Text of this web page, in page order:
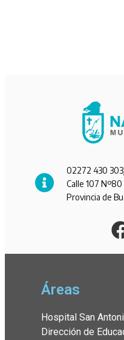
02272 430
Calle 107
Provincia de
Áreas
Hospital San
Dirección de